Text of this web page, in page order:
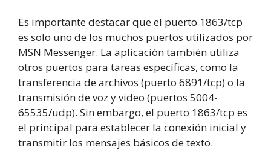
Es importante destacar que el puerto 1863/tcp
es solo uno de los muchos puertos utilizados por
MSN Messenger. La aplicación también utiliza
otros puertos para tareas específicas, como la
transferencia de archivos (puerto 6891/tcp) o la
transmisión de voz y video (puertos 5004-
65535/udp). Sin embargo, el puerto 1863/tcp es
el principal para establecer la conexión inicial y
transmitir los mensajes básicos de texto.